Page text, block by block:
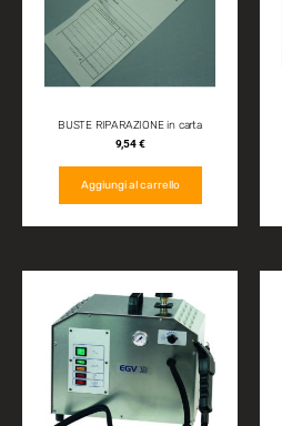
BUSTE RIPARAZIONE in carta
9,54€
Aggiungi al carrello